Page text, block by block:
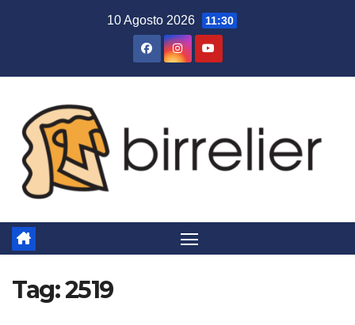
10 Agosto 2026 11:30
Tag:2519